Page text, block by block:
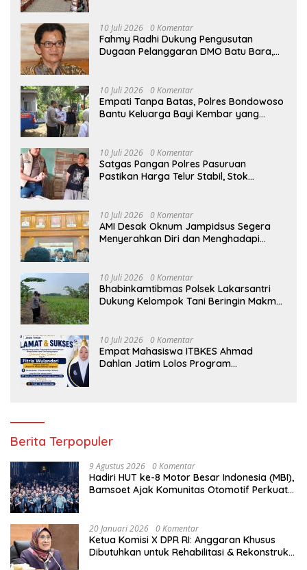
10 Juli 2026 0 Komentar
Fahmy Radhi Dukung Pengusutan
Dugaan Pelanggaran DMO Batu Bara,
10 Juli 2026 0 Komentar
Empati Tanpa Batas, Polres Bondowoso
Bantu Keluarga Bayi Kembar yang
10 Juli 2026 0 Komentar
Satgas Pangan Polres Pasuruan
Pastikan Harga Telur Stabil, Stok
10 Juli 2026 0 Komentar
AMI Desak Oknum Jampidsus Segera
Menyerahkan Diri dan Menghadapi
10 Juli 2026 0 Komentar
Bhabinkamtibmas Polsek Lakarsantri
Dukung Kelompok Tani Beringin Makmur
10 Juli 2026 0 Komentar
Empat Mahasiswa ITBKES Ahmad
Dahlan Jatim Lolos Program
Berita Terpopuler
9 Agustus 2026 0 Komentar
Hadiri HUT ke-8 Motor Besar Indonesia (MBI),
Bamsoet Ajak Komunitas Otomotif Perkuat
Bangsa
20 Januari 2026 0 Komentar
Ketua Komisi X DPR RI: Anggaran Khusus
Dibutuhkan untuk Rehabilitasi & Rekonstruksi